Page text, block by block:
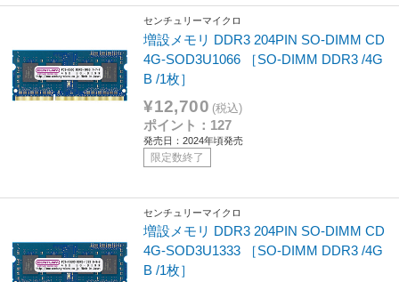
センチュリーマイクロ
増設メモリ DDR3 204PIN SO-DIMM CD
4G-SOD3U1066 ［SO-DIMM DDR3 /4G
B /1枚］
¥12,700 (税込)
ポイント：127
発売日：2024年頃発売
限定数終了
センチュリーマイクロ
増設メモリ DDR3 204PIN SO-DIMM CD
4G-SOD3U1333 ［SO-DIMM DDR3 /4G
B /1枚］